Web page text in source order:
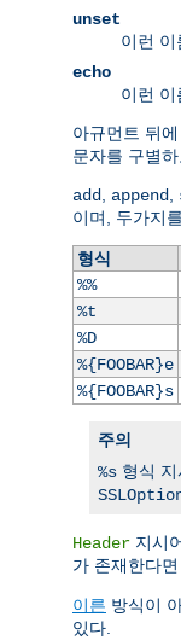
unset
이런 이
echo
이런 이
아규먼트 뒤에
문자를 구별
add append
이며, 두가지
형식
%%
%t
%D
%{FOOBAR}e
%{FOOBAR}s
주의
%s 형식
Header 지시
가 존재한다
이른 방식이
있다.